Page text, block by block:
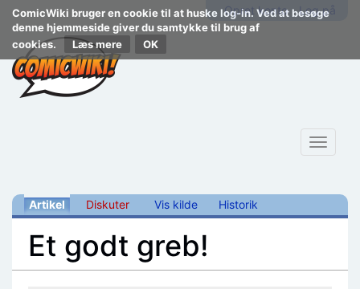
ComicWiki bruger en cookie til at huske log-in. Ved at besøge
denne hjemmeside giver du samtykke til brug af
cookies.
Læs mere
Opret konto Log på
Toggle
Artikel Diskuter Vis kilde Historik
Et godt greb!